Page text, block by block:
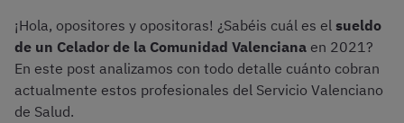
¡Hola, opositores y opositoras! ¿Sabéis cuál es el sueldo
de un Celador de la Comunidad Valenciana en 2021?
En este post analizamos con todo detalle cuánto cobran
actualmente estos profesionales del Servicio Valenciano
de Salud.